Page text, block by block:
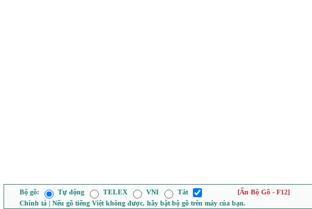
Bộ gõ: Tự động TELEX VNI Tắt
[Ẩn Bộ Gõ - F12]
Chính tả | Nếu gõ tiếng Việt không được, hãy bật bộ gõ trên máy của bạn.